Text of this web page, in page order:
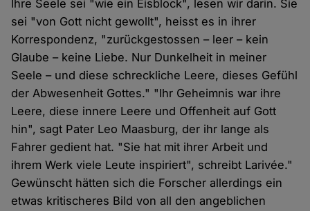
Ihre Seele sei "wie ein Eisblock", lesen wir darin. Sie
sei "von Gott nicht gewollt", heisst es in ihrer
Korrespondenz, "zurückgestossen – leer – kein
Glaube – keine Liebe. Nur Dunkelheit in meiner
Seele – und diese schreckliche Leere, dieses Gefühl
der Abwesenheit Gottes." "Ihr Geheimnis war ihre
Leere, diese innere Leere und Offenheit auf Gott
hin", sagt Pater Leo Maasburg, der ihr lange als
Fahrer gedient hat. "Sie hat mit ihrer Arbeit und
ihrem Werk viele Leute inspiriert", schreibt Larivée."
Gewünscht hätten sich die Forscher allerdings ein
etwas kritischeres Bild von all den angeblichen